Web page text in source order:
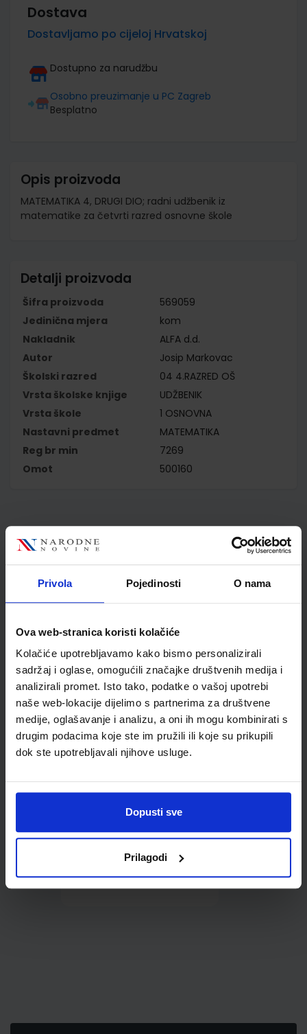
Privola Pojedinosti O nama
Ova web-stranica koristi kolačiće
Kolačiće upotrebljavamo kako bismo personalizirali
sadržaj i oglase, omogućili značajke društvenih medija i
analizirali promet. Isto tako, podatke o vašoj upotrebi
naše web-lokacije dijelimo s partnerima za društvene
medije, oglašavanje i analizu, a oni ih mogu kombinirati s
drugim podacima koje ste im pružili ili koje su prikupili
dok ste upotrebljavali njihove usluge.
Dopusti sve
Prilagodi
Dostava
Dostavljamo po cijeloj Hrvatskoj
Dostupno za narudžbu
Osobno preuzimanje u PC Zagreb
Besplatno
Opis proizvoda
MATEMATIKA 4, DRUGI DIO; radni udžbenik iz
matematike za četvrti razred osnovne škole
Detalji proizvoda
Šifra proizvoda
569059
Jedinična mjera
kom
Nakladnik
ALFA d.d.
Autor
Josip Markovac
Školski razred
04 4.RAZRED OŠ
Vrsta školske knjige
UDŽBENIK
Vrsta škole
1 OSNOVNA
Nastavni predmet
MATEMATIKA
Reg br min
7269
Omot
500160
Kupci najčešće biraju..
Omot PVC za školske
udžbenike; dimenzije
431x272; tip 160
0,85 €